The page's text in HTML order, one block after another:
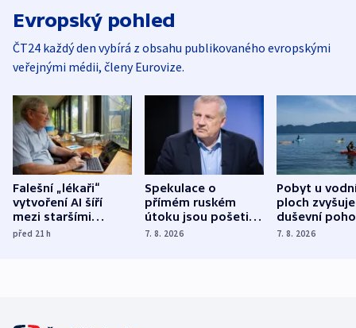
Evropský pohled
ČT24 každý den vybírá z obsahu publikovaného evropskými
veřejnými médii, členy Eurovize.
Falešní „lékaři“
vytvoření AI šíří
mezi staršími
Poláky nebezpečné
před 21h
Spekulace o
přímém ruském
útoku jsou pošetilé,
míní estonský
7. 8. 2026
Pobyt u
ploch zvyšuje
duševní
ukázala
7. 8. 2026